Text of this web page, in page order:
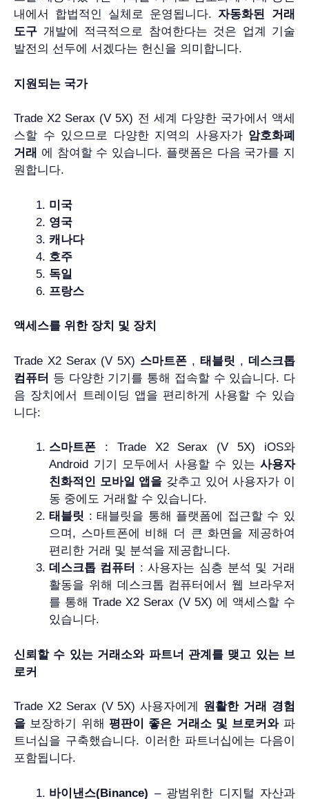
내에서 합법적인 실체로 운영됩니다. 자동화된 거래
도구 개발에 적극적으로 참여한다는 것은 업계 기술
발전의 선두에 서겠다는 헌신을 의미합니다.
지원되는 국가
Trade X2 Serax (V 5X) 전 세계 다양한 국가에서 액세
스할 수 있으므로 다양한 지역의 사용자가 암호화폐
거래 에 참여할 수 있습니다. 플랫폼은 다음 국가를 지
원합니다.
미국
영국
캐나다
호주
독일
프랑스
액세스를 위한 장치 및 장치
Trade X2 Serax (V 5X) 스마트폰 , 태블릿 , 데스크톱
컴퓨터 등 다양한 기기를 통해 접속할 수 있습니다. 다
음 장치에서 트레이딩 앱을 편리하게 사용할 수 있습
니다:
스마트폰 : Trade X2 Serax (V 5X) iOS와
Android 기기 모두에서 사용할 수 있는 사용자
친화적인 모바일 앱을 갖추고 있어 사용자가 이
동 중에도 거래할 수 있습니다.
태블릿 : 태블릿을 통해 플랫폼에 접근할 수 있
으며, 스마트폰에 비해 더 큰 화면을 제공하여
편리한 거래 및 분석을 제공합니다.
데스크톱 컴퓨터 : 사용자는 심층 분석 및 거래
활동을 위해 데스크톱 컴퓨터에서 웹 브라우저
를 통해 Trade X2 Serax (V 5X) 에 액세스할 수
있습니다.
신뢰할 수 있는 거래소와 파트너 관계를 맺고 있는 브
로커
Trade X2 Serax (V 5X) 사용자에게 원활한 거래 경험
을 보장하기 위해 평판이 좋은 거래소 및 브로커와파
트너십을 구축했습니다. 이러한 파트너십에는 다음이
포함됩니다.
바이낸스(Binance) – 광범위한 디지털 자산과